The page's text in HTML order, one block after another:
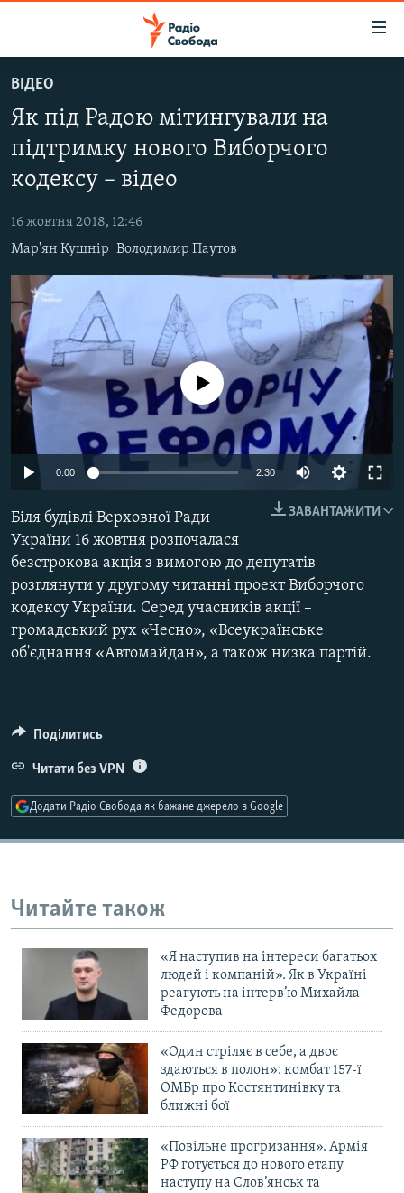
до
основного
матеріалу
Перейти
до
навігації
Перейти
до
пошуку
РАДІО СВОБОДА – 70 РОКІВ
ВСЕ ЗА ДОБУ
СТАТТІ
ПОЛІТИКА
ЕКОНОМІКА
СУСПІЛЬСТВО
КУЛЬТУРА
УКРАЇНА
СВІТ
ВІЙНА
РОСІЙСЬКА «ФІЛЬТРАЦІЯ»
ДОНБАС.РЕАЛІЇ
КРИМ.РЕАЛІЇ
ТИ ЯК?
СХЕМИ
КИТАЙ.ВИКЛИКИ
МУЛЬТИМЕДІА
ФОТО
ПОДКАСТИ
КРИМ РЕАЛІЇ
РУС
УКР
КТАТ
ВІДЕО
Як під Радою мітингували на
підтримку нового Виборчого
кодексу – відео
16 жовтня 2018, 12:46
Мар'ян Кушнір Володимир Паутов
No media source currently available
0:00 2:30
ЗАВАНТАЖИТИ
Біля будівлі Верховної Ради
України 16 жовтня розпочалася
безстрокова акція з вимогою до депутатів
розглянути у другому читанні проект Виборчого
кодексу України. Серед учасників акції –
громадський рух «Чесно», «Всеукраїнське
об'єднання «Автомайдан», а також низка партій.
Поділитись
Читати без VPN
Додати Радіо Свобода як бажане джерело в Google
Читайте також
«Я наступив на інтереси багатьох
людей і компаній». Як в Україні
реагують на інтерв’ю Михайла
Федорова
«Один стріляє в себе, а двоє
здаються в полон»: комбат 157-ї
ОМБр про Костянтинівку та
ближні бої
«Повільне прогризання». Армія
РФ готується до нового етапу
наступу на Слов’янськ та